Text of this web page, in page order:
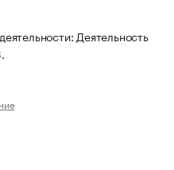
Деятельность